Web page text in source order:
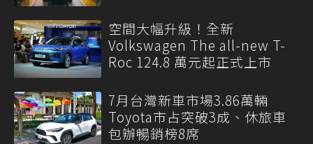
空間大幅升級！全新
Volkswagen The all-new T-
Roc 124.8 萬元起正式上市
7月台灣新車市場3.86萬輛
Toyota市占突破3成、休旅車
包辦暢銷榜8席